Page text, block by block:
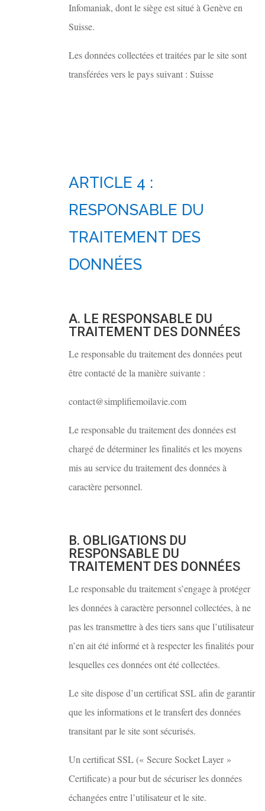
Infomaniak, dont le siège est situé à Genève en
Suisse.
Les données collectées et traitées par le site sont
transférées vers le pays suivant : Suisse
ARTICLE 4 :
RESPONSABLE DU
TRAITEMENT DES
DONNÉES
A. LE RESPONSABLE DU
TRAITEMENT DES DONNÉES
Le responsable du traitement des données peut
être contacté de la manière suivante :
contact@simplifiemoilavie.com
Le responsable du traitement des données est
chargé de déterminer les finalités et les moyens
mis au service du traitement des données à
caractère personnel.
B. OBLIGATIONS DU
RESPONSABLE DU
TRAITEMENT DES DONNÉES
Le responsable du traitement s’engage à protéger
les données à caractère personnel collectées, à ne
pas les transmettre à des tiers sans que l’utilisateur
n’en ait été informé et à respecter les finalités pour
lesquelles ces données ont été collectées.
Le site dispose d’un certificat SSL afin de garantir
que les informations et le transfert des données
transitant par le site sont sécurisés.
Un certificat SSL (« Secure Socket Layer »
Certificate) a pour but de sécuriser les données
échangées entre l’utilisateur et le site.